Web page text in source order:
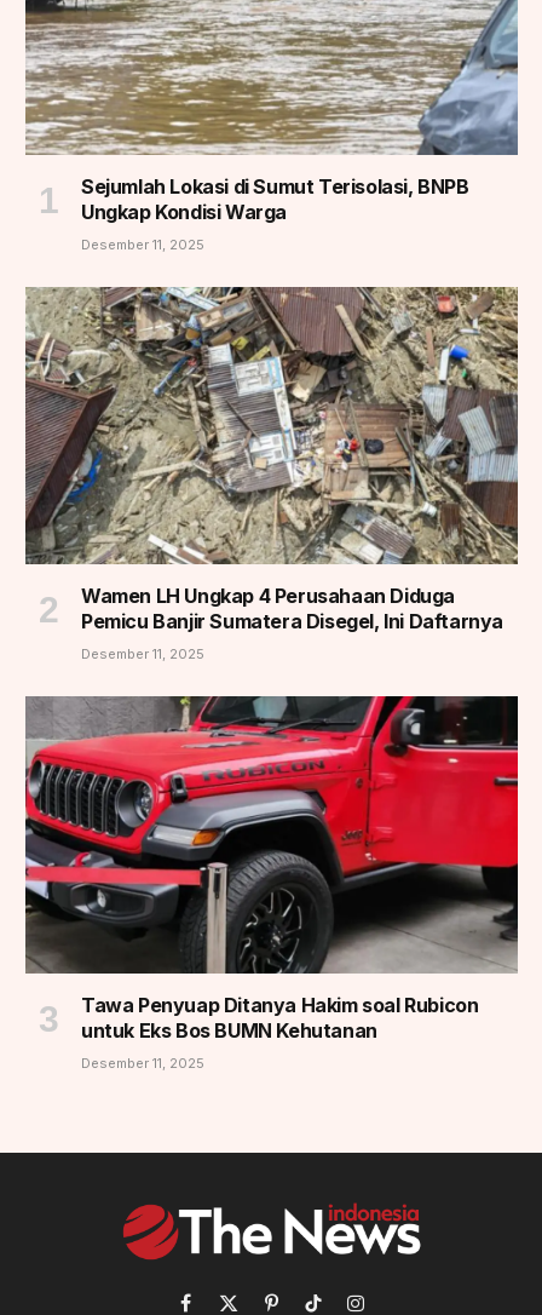
Sejumlah Lokasi di Sumut Terisolasi, BNPB
Ungkap Kondisi Warga
Desember 11, 2025
Wamen LH Ungkap 4 Perusahaan Diduga
Pemicu Banjir Sumatera Disegel, Ini Daftarnya
Desember 11, 2025
Tawa Penyuap Ditanya Hakim soal Rubicon
untuk Eks Bos BUMN Kehutanan
Desember 11, 2025